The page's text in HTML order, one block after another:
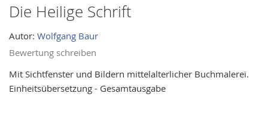
Die Heilige Schrift
Autor: Wolfgang Baur
Bewertung schreiben
Mit Sichtfenster und Bildern mittelalterlicher Buchmalerei.
Einheitsübersetzung - Gesamtausgabe
Skip
the
beginning
the
images